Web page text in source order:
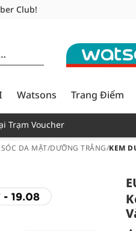
Club!
từ 249,000Đ
khu vực TP. Hồ Chí Minh
Watsons Trang Điểm
Trạm Voucher
DA MẶT/DƯỠNG TRẮNG/KEM